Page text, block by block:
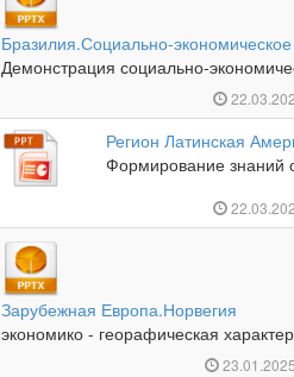
Бразилия.Социально-
Демонстрация социально-
Регион Латинская
Формирование знаний
Зарубежная Европа.Норвегия
экономико - георафическая